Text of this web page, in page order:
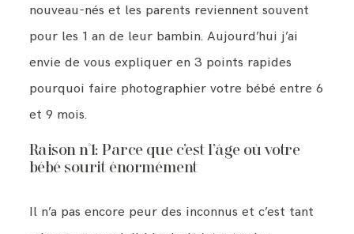
nouveau-nés et les parents reviennent souvent
pour les 1 an de leur bambin. Aujourd’hui j’ai
envie de vous expliquer en 3 points rapides
pourquoi faire photographier votre bébé entre 6
et 9 mois.
Raison n°1: Parce que c’est l’âge où votre
bébé sourit énormément
Il n’a pas encore peur des inconnus et c’est tant